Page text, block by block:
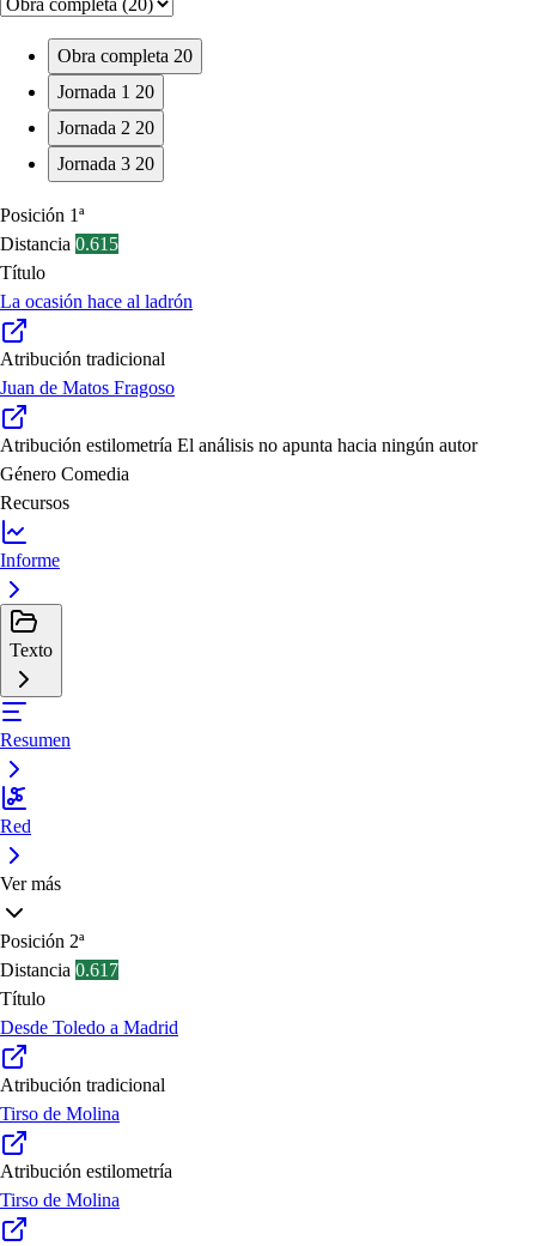
Obra completa 20
Jornada 1 20
Jornada 2 20
Jornada 3 20
Posición 1ª
Distancia 0.615
Título
La ocasión hace al ladrón
Atribución tradicional
Juan de Matos Fragoso
Atribución estilometría El análisis no apunta hacia ningún autor
Género Comedia
Recursos
Informe
Texto
Resumen
Red
Ver más
Posición 2ª
Distancia 0.617
Título
Desde Toledo a Madrid
Atribución tradicional
Tirso de Molina
Atribución estilometría
Tirso de Molina